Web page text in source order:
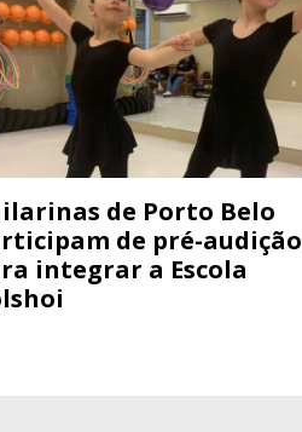
de Porto Belo
de pré-audição
integrar a Escola